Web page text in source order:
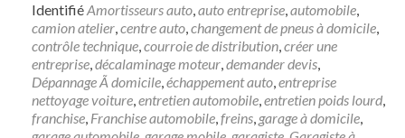
IdentifiéAmortisseurs auto,auto entreprise,automobile,
camion atelier,centre auto,changement de pneus à domicile,
contrôle technique,courroie de distribution,créer une
entreprise,décalaminage moteur,demander devis,
Dépannage Ã domicile,échappement auto,entreprise
nettoyage voiture,entretien automobile,entretien poids lourd,
franchise, Franchise automobile,freins, garage à domicile,